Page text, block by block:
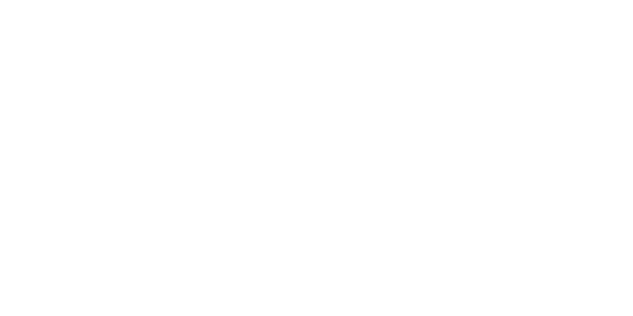
Indien – verantwortlich für die Gesamtkoordination der staatlichen Klimapolitik.
Pilot-Politikrahmens für den Schutz von Torfgebieten. (Alexander von Humboldt-Stiftung (Internationales Klimaschutzstipendium),
Himalaya im Rahmen des von UNDP und GEF finanzierten Projekts SECURE Himalaya. - (UNDP und GEF, November 2018
Himalaya im Rahmen des von UNDP und GEF finanzierten Projekts SECURE Himalaya - (November 2018 – Januar 2021)
C.S., Raj, K., Deb, S. et al.
R., Rihan, M.
K.
A., Deb, S., Dutta Gupta, V.
of The Total Environment. 709. DOI: